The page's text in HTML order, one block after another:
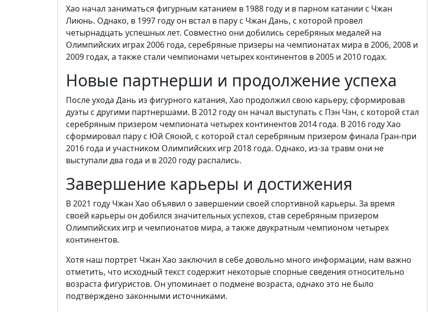
Хао начал заниматься фигурным катанием в 1988 году и в парном катании с Чжан
Лиюнь. Однако, в 1997 году он встал в пару с Чжан Дань, с которой провел
четырнадцать успешных лет. Совместно они добились серебряных медалей на
Олимпийских играх 2006 года, серебряные призеры на чемпионатах мира в 2006, 2008 и
2009 годах, а также стали чемпионами четырех континентов в 2005 и 2010 годах.
Новые партнерши и продолжение успеха
После ухода Дань из фигурного катания, Хао продолжил свою карьеру, сформировав
дуэты с другими партнершами. В 2012 году он начал выступать с Пэн Чэн, с которой стал
серебряным призером чемпионата четырех континентов 2014 года. В 2016 году Хао
сформировал пару с Юй Сяоюй, с которой стал серебряным призером финала Гран-при
2016 года и участником Олимпийских игр 2018 года. Однако, из-за травм они не
выступали два года и в 2020 году распались.
Завершение карьеры и достижения
В 2021 году Чжан Хао объявил о завершении своей спортивной карьеры. За время
своей карьеры он добился значительных успехов, став серебряным призером
Олимпийских игр и чемпионатов мира, а также двукратным чемпионом четырех
континентов.
Хотя наш портрет Чжан Хао заключил в себе довольно много информации, нам важно
отметить, что исходный текст содержит некоторые спорные сведения относительно
возраста фигуристов. Он упоминает о подмене возраста, однако это не было
подтверждено законными источниками.